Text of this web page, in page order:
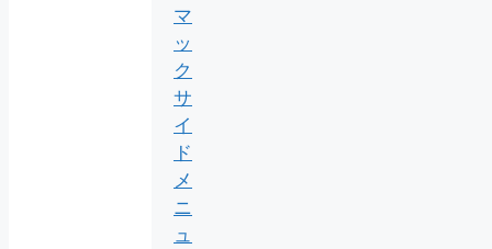
マ
ッ
ク
サ
イ
ド
メ
ニ
ュ